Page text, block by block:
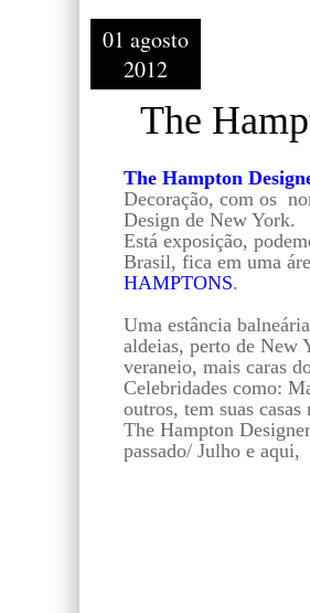
01 agosto
2012
The
The Hampton
Decoração, com os
Design de New York.
Está exposição,
Brasil, fica em uma
HAMPTONS.
Uma estância
aldeias, perto de New
veraneio, mais caras
Celebridades como:
outros, tem suas casas
The Hampton
passado/ Julho e